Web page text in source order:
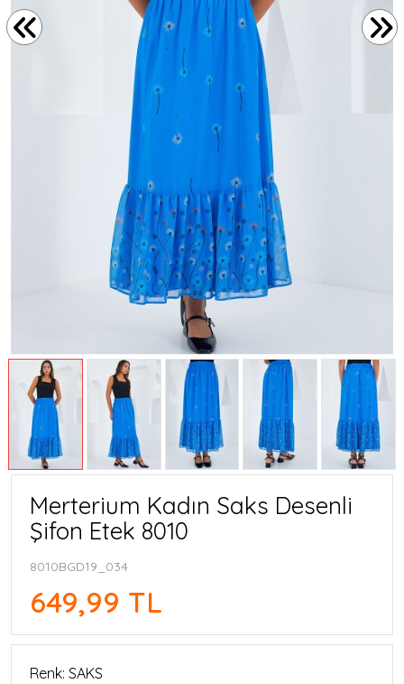
Merterium Kadın Saks Desenli
Şifon Etek 8010
8010BGD19_034
649,99 TL
Renk: SAKS